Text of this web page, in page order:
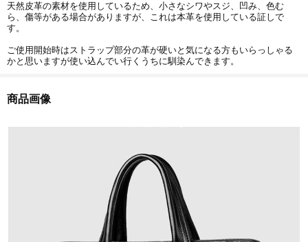
天然皮革の素材を使用しているため、小さなシワやスジ、凹み、色む
ら、傷等がある場合がありますが、これは本革を使用している証しで
す。
ご使用開始時はストラップ部分の革が硬いと気になる方もいらっしゃる
かと思いますが使い込んでい行くうちに馴染んできます。
商品画像